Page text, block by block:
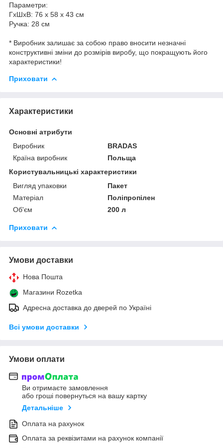
Параметри:
ГхШхВ: 76 х 58 х 43 см
Ручка: 28 см
* Виробник залишає за собою право вносити незначні
конструктивні зміни до розмірів виробу, що покращують його
характеристики!
Приховати
Характеристики
Основні атрибути
Виробник
BRADAS
Країна виробник
Польща
Користувальницькі характеристики
Вигляд упаковки
Пакет
Матеріал
Поліпропілен
Об'єм
200 л
Приховати
Умови доставки
Нова Пошта
Магазини Rozetka
Адресна доставка до дверей по Україні
Всі умови доставки
Умови оплати
Ви отримаєте замовлення
або гроші повернуться на вашу картку
Детальніше
Оплата на рахунок
Оплата за реквізитами на рахунок компанії